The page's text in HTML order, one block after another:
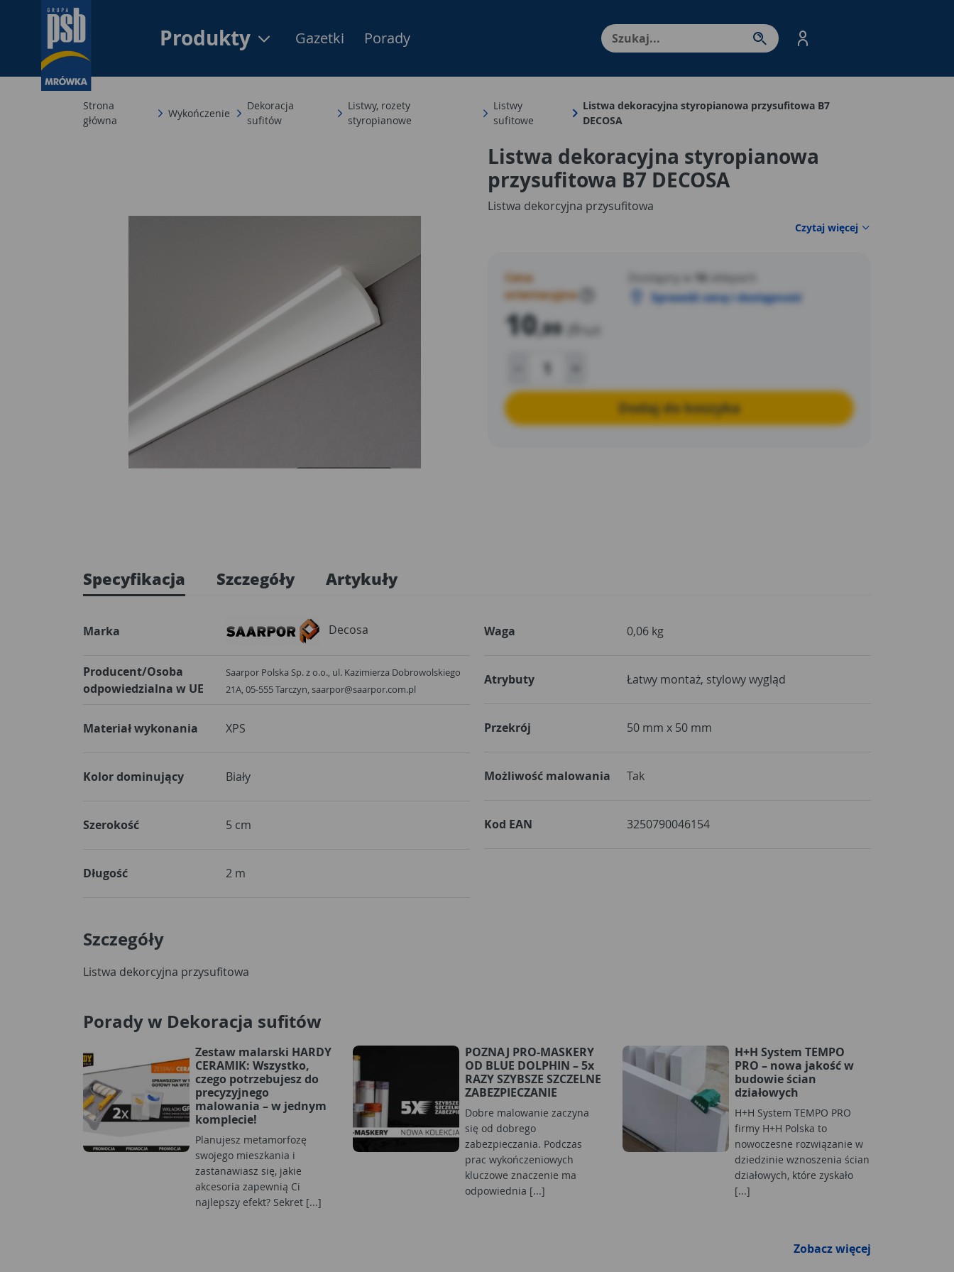
Produkty Menu Produktów, nawigacja: Enter - przejdź do strony produktów. Spacja – otwórz/
Gazetki Porady
Strona
główna
Wykończenie
Dekoracja
sufitów
Listwy, rozety
styropianowe
Listwy
sufitowe
Listwa dekoracyjna styropianowa przysufitowa B7
DECOSA
Listwa dekoracyjna styropianowa
przysufitowa B7 DECOSA
Listwa dekorcyjna przysufitowa
Czytaj więcej
Cena
orientacyjna
10,99 zł /szt
Dostępny w 16
sklepach
Sprawdź cenę i dostępność
Dodaj do koszyka
Specyfikacja Szczegóły Artykuły
Marka Decosa
Producent/Osoba
odpowiedzialna w UE
Saarpor Polska Sp. z o.o., ul. Kazimierza Dobrowolskiego
21A, 05-555 Tarczyn, saarpor@saarpor.com.pl
Materiał wykonania XPS
Kolor dominujący Biały
Szerokość 5 cm
Długość 2 m
Waga 0,06 kg
Atrybuty Łatwy montaż, stylowy wygląd
Przekrój 50 mm x 50 mm
Możliwość malowania Tak
Kod EAN 3250790046154
Szczegóły
Listwa dekorcyjna przysufitowa
Porady w Dekoracja sufitów
Zestaw malarski HARDY
CERAMIK: Wszystko,
czego potrzebujesz do
precyzyjnego
malowania – w jednym
komplecie!
Planujesz metamorfozę
swojego mieszkania i
zastanawiasz się, jakie
akcesoria zapewnią Ci
najlepszy efekt? Sekret [...]
POZNAJ PRO-MASKERY
OD BLUE DOLPHIN – 5x
RAZY SZYBSZE SZCZELNE
ZABEZPIECZANIE
Dobre malowanie zaczyna
się od dobrego
zabezpieczania. Podczas
prac wykończeniowych
kluczowe znaczenie ma
odpowiednia [...]
H+H System TEMPO
PRO – nowa jakość w
budowie ścian
działowych
H+H System TEMPO PRO
firmy H+H Polska to
nowoczesne rozwiązanie w
dziedzinie wznoszenia ścian
działowych, które zyskało
[...]
Zobacz więcej